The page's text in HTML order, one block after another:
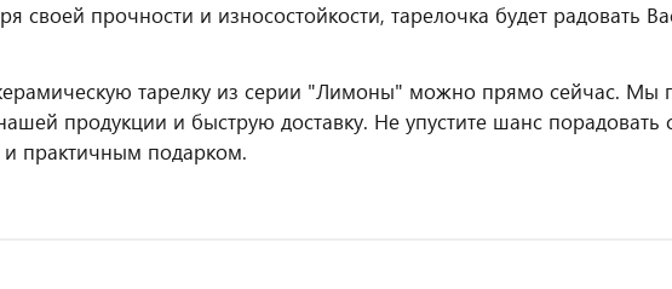
своей прочности и износостойкости, тарелочка будет радовать
тарелку из серии "Лимоны" можно прямо сейчас. Мы
продукции и быструю доставку. Не упустите шанс порадовать
практичным подарком.